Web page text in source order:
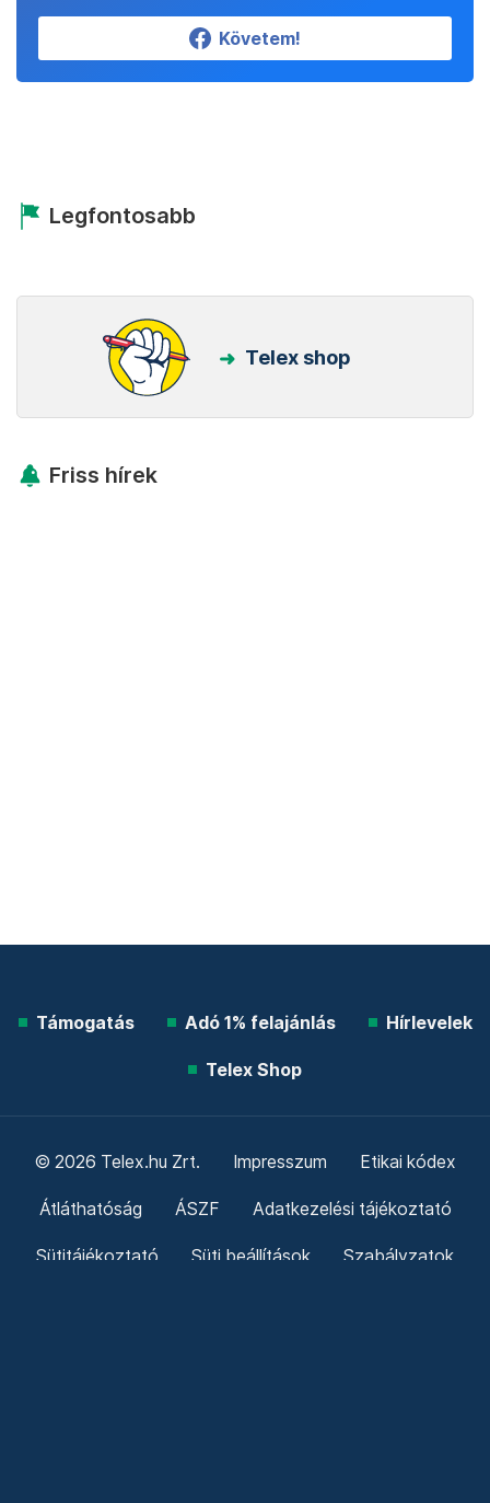
Követem!
Legfontosabb
Telex shop
Friss hírek
Támogatás Adó 1% felajánlás Hírlevelek
Telex Shop
© 2026 Telex.hu Zrt. Impresszum Etikai kódex
Átláthatóság ÁSZF Adatkezelési tájékoztató
Sütitájékoztató Süti beállítások Szabályzatok